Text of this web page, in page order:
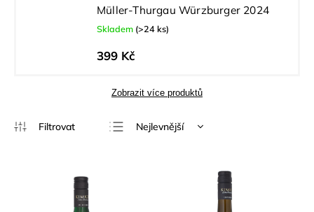
Müller-Thurgau Würzburger 2024
Skladem (>24 ks)
399 Kč
Zobrazit více produktů
Nejlevnější